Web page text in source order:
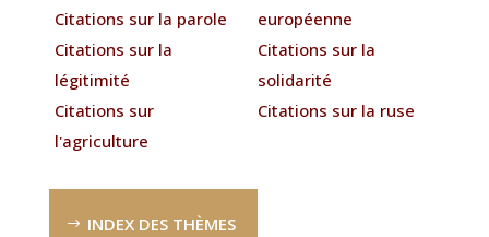
Citations sur la parole
Citations sur la
légitimité
Citations sur
l'agriculture
européenne
Citations sur la
solidarité
Citations sur la ruse
INDEX DES THÈMES